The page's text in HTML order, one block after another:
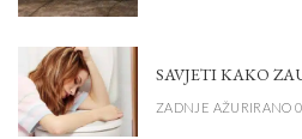
SAVJETI KAKO
ZADNJE AŽURIRANO